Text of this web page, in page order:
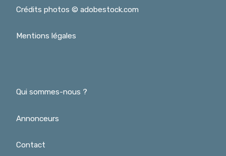
Crédits photos © adobestock.com
Mentions légales
Qui sommes-nous ?
Annonceurs
Contact